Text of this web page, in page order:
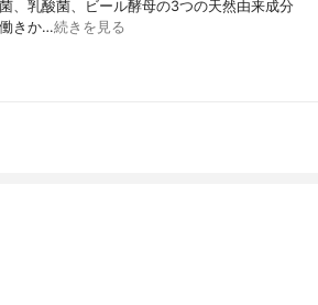
、乳酸菌、ビール酵母の3つの天然由来成分
きか…続きを見る